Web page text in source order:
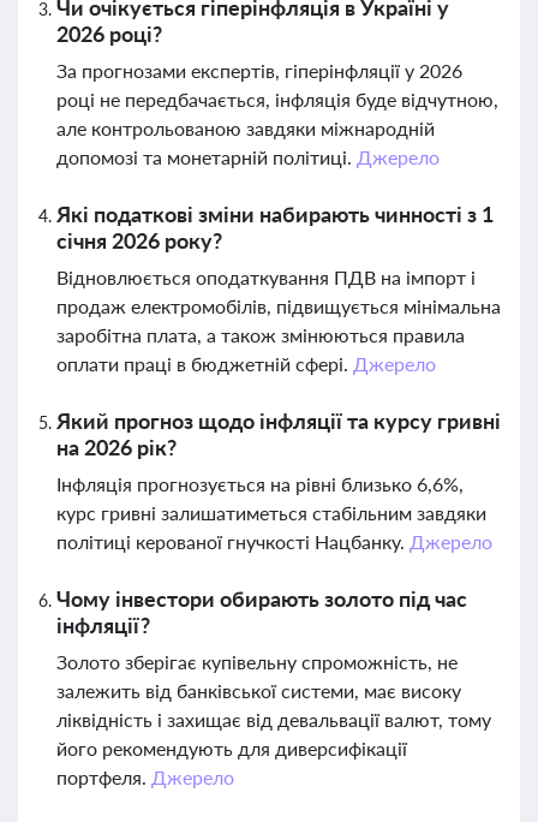
Чи очікується гіперінфляція в Україні у
2026 році?
За прогнозами експертів, гіперінфляції у 2026
році не передбачається, інфляція буде відчутною,
але контрольованою завдяки міжнародній
допомозі та монетарній політиці. Джерело
Які податкові зміни набирають чинності з 1
січня 2026 року?
Відновлюється оподаткування ПДВ на імпорт і
продаж електромобілів, підвищується мінімальна
заробітна плата, а також змінюються правила
оплати праці в бюджетній сфері. Джерело
Який прогноз щодо інфляції та курсу гривні
на 2026 рік?
Інфляція прогнозується на рівні близько 6,6%,
курс гривні залишатиметься стабільним завдяки
політиці керованої гнучкості Нацбанку. Джерело
Чому інвестори обирають золото під час
інфляції?
Золото зберігає купівельну спроможність, не
залежить від банківської системи, має високу
ліквідність і захищає від девальвації валют, тому
його рекомендують для диверсифікації
портфеля. Джерело